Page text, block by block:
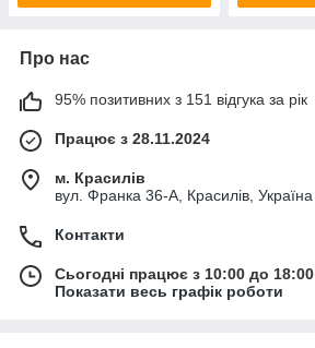
Про нас
95% позитивних з 151 відгука за рік
Працює з 28.11.2024
м. Красилів
вул. Франка 36-А, Красилів, Україна
Контакти
Сьогодні працює з 10:00 до 18:00
Показати весь графік роботи